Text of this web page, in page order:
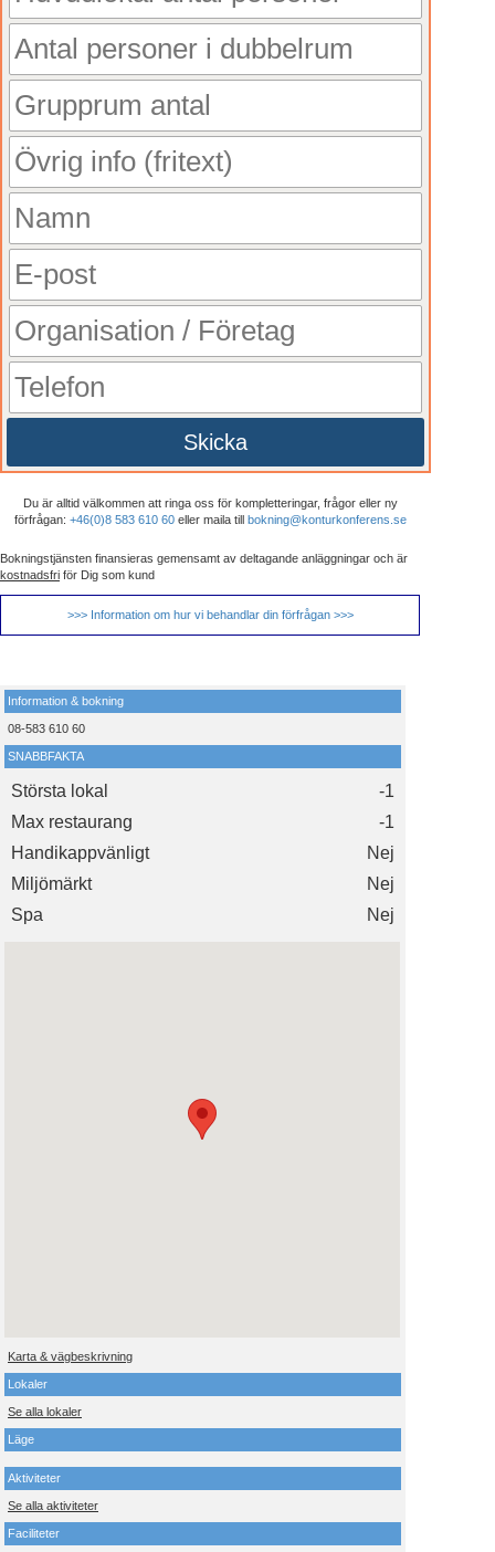
Skicka
Du är alltid välkommen att ringa oss för kompletteringar, frågor eller ny
förfrågan: +46(0)8 583 610 60eller maila till bokning@konturkonferens.se
Bokningstjänsten finansieras gemensamt av deltagande anläggningar och är
kostnadsfri för Dig som kund
>>> Information om hur vi behandlar din förfrågan >>>
Information & bokning
08-583 610 60
SNABBFAKTA
Största lokal
-1
Max restaurang
-1
Handikappvänligt
Nej
Miljömärkt
Nej
Spa
Nej
Karta & vägbeskrivning
Lokaler
Se alla lokaler
Läge
Aktiviteter
Se alla aktiviteter
Faciliteter